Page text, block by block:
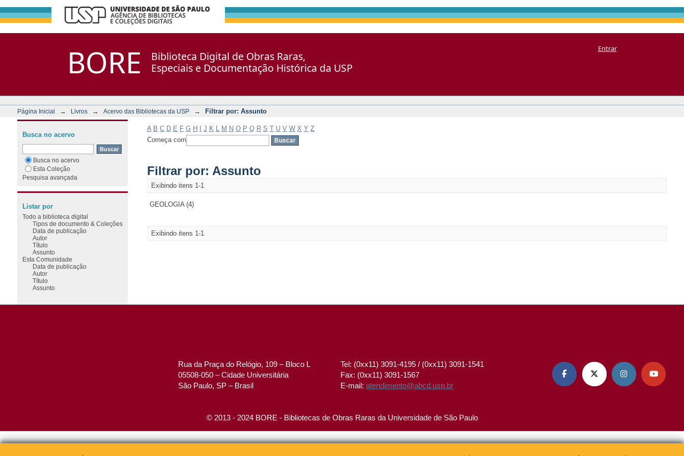
BORE
Biblioteca Digital de Obras Raras,
Especiais e Documentação Histórica da USP
Entrar
Página Inicial → Livros → Acervo das Bibliotecas da USP → Filtrar por: Assunto
A B C D E F G H J K M N O P Q R S T U V W X Y Z
Começa com
Filtrar por: Assunto
Exibindo itens 1-1
GEOLOGIA (4)
Exibindo itens 1-1
Busca no acervo
Busca no acervo
Esta Coleção
Pesquisa avançada
Listar por
Todo a biblioteca digital
Tipos de documento & Coleções
Data de publicação
Autor
Título
Assunto
Esta Comunidade
Data de publicação
Autor
Título
Assunto
Rua da Praça do Relógio, 109 – Bloco L
05508-050 – Cidade Universitária
São Paulo, SP – Brasil
Tel: (0xx11) 3091-4195 / (0xx11) 3091-1541
Fax: (0xx11) 3091-1567
E-mail:atendimento@abcd.usp.br
   
© 2013 - 2024 BORE - Bibliotecas de Obras Raras da Universidade de São Paulo